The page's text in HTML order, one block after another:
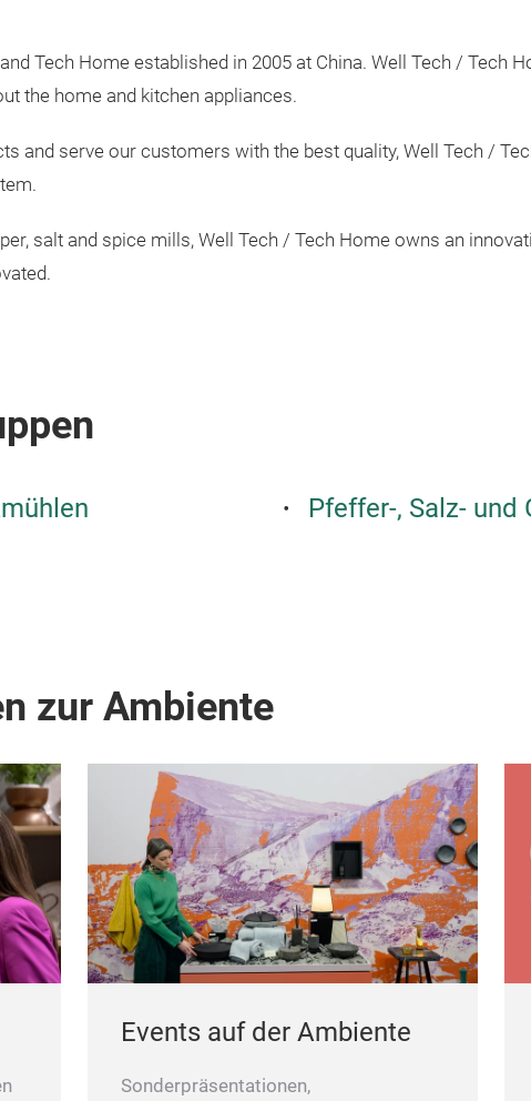
Tech Home established in 2005 at China. Well Tech / Tech
the home and kitchen appliances.
and serve our customers with the best quality, Well Tech /
salt and spice mills, Well Tech / Tech Home owns an
Pfeffer-, Salz- und
zur Ambiente
Events auf der Ambiente
Sonderpräsentationen,